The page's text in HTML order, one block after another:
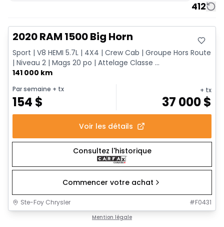
412
2020 RAM 1500 Big Horn
Sport | V8 HEMI 5.7L | 4X4 | Crew Cab | Groupe Hors Route
| Niveau 2 | Mags 20 po | Attelage Classe ...
141 000 km
Par semaine + tx
154 $
+ tx
37 000$
Voir les détails
Consultez l'historique
Commencer votre achat
Ste-Foy Chrysler #F0431
Mention légale